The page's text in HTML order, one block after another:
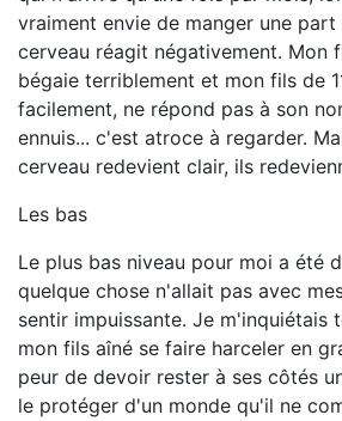
vraiment envie de manger une
cerveau réagit négativement. Mon
bégaie terriblement et mon fils de
facilement, ne répond pas à son
ennuis... c'est atroce à regarder.
cerveau redevient clair, ils
Les bas
Le plus bas niveau pour moi a été
quelque chose n'allait pas avec
sentir impuissante. Je m'inquiétais
mon fils aîné se faire harceler en
peur de devoir rester à ses côtés
le protéger d'un monde qu'il ne